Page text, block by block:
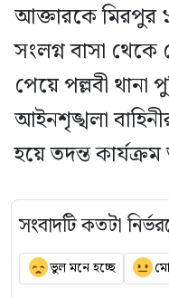
আক্তারকে মিরপুর
সংলগ্ন বাসা থেকে
পেয়ে পল্লবী
আইনশৃঙ্খলা
হয়ে তদন্ত
সংবাদটি কতটা
ভুল মনে হচ্ছে